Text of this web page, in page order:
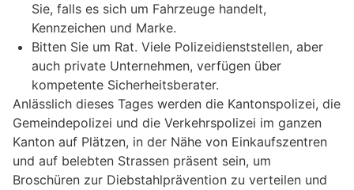
Sie, falls es sich um Fahrzeuge handelt,
Kennzeichen und Marke.
Bitten Sie um Rat. Viele Polizeidienststellen, aber
auch private Unternehmen, verfügen über
kompetente Sicherheitsberater.
Anlässlich dieses Tages werden die Kantonspolizei, die
Gemeindepolizei und die Verkehrspolizei im ganzen
Kanton auf Plätzen, in der Nähe von Einkaufszentren
und auf belebten Strassen präsent sein, um
Broschüren zur Diebstahlprävention zu verteilen und